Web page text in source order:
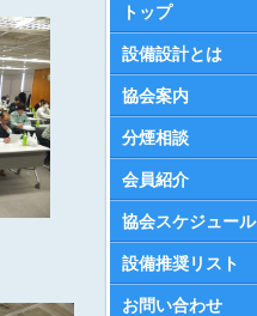
トップ
設備設計とは
協会案内
分煙相談
会員紹介
協会スケジュール
設備推奨リスト
お問い合わせ